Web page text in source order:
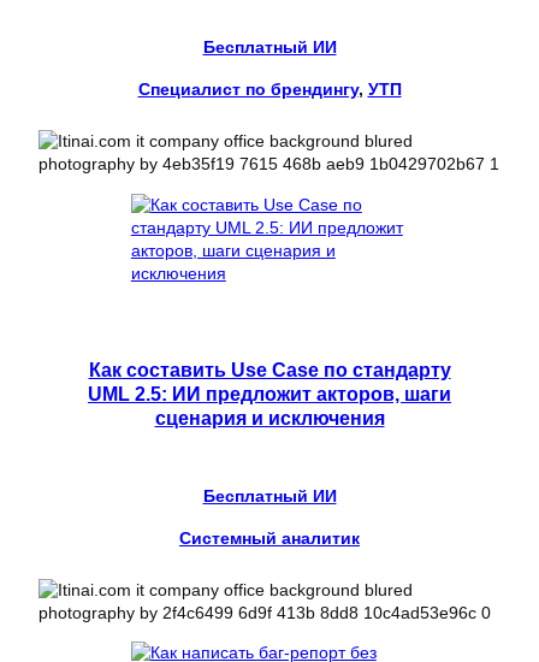
Бесплатный ИИ
Специалист по брендингу, УТП
Как составить Use Case по стандарту
UML 2.5: ИИ предложит акторов, шаги
сценария и исключения
Бесплатный ИИ
Системный аналитик